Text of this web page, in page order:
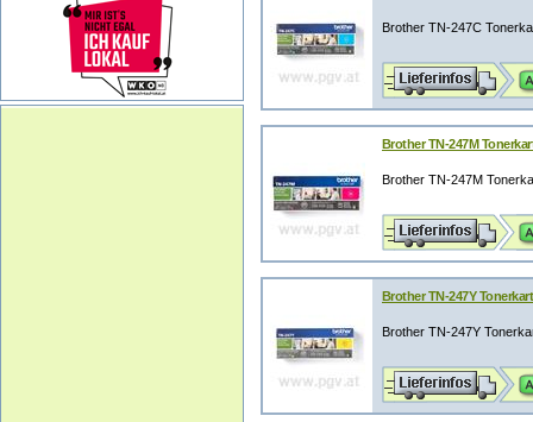
Brother TN-247C
Brother TN-247M
Brother TN-247M
Brother TN-247Y
Brother TN-247Y